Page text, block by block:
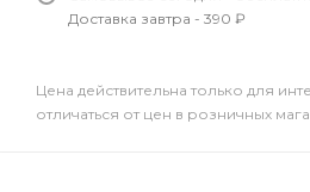
Доставка завтра - 390 ₽
Цена действительна только для
отличаться от цен в розничных